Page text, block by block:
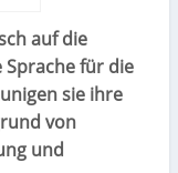
auf die
Sprache für die
sie ihre
von
und